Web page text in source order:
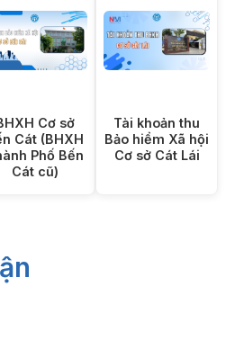
Cơ sở
Cát (BHXH
Phố Bến
Cát cũ)
Tài khoản thu
Bảo hiểm Xã hội
Cơ sở Cát Lái